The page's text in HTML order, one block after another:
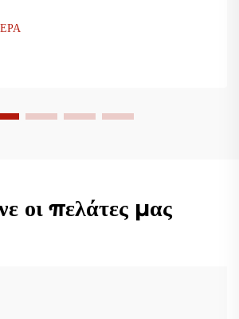
αποδοτικότητας, οικονομικές και
οι πελάτες μας